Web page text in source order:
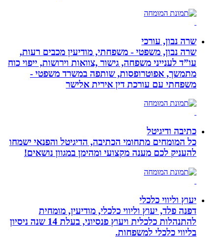
שרה נבון, עורכי
שרה נבון, משפטי - משפחתי, מודיעין מכבים רעות,
עו”ד לענייני משפחה, גישור ,צוואות וירושות, ייפוי כוח
מתמשך, אפוטרופסות, שותפה במשרד משפטי -
משפחתי עם עורכת דין אירית אלישר
כתיבה ודיגיטל
כל המומחים מתחומי הכתיבה, הדיגיטל והפנאי ישמחו
להעניק לכם מענה מקצועי ומהימן במגוון נושאים!
יעוץ וליווי כלכלי
דפנה פלד, יעוץ וליווי כלכלי, מודיעין, מומחית
להתנהלות כלכלית ויעוץ פנסיוני, בעלת 14 שנה ניסיון
בליווי כלכלי למשפחות.